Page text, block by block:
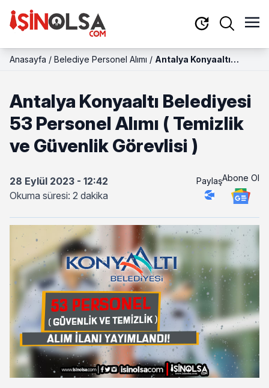
Anasayfa / Belediye Personel Alımı / Antalya Konyaaltı
Güvenlik Görevlisi )
Antalya Konyaaltı Belediyesi
53 Personel Alımı ( Temizlik
ve Güvenlik Görevlisi )
28 Eylül 2023 - 12:42
Okuma süresi: 2 dakika
PaylaşAbone Ol